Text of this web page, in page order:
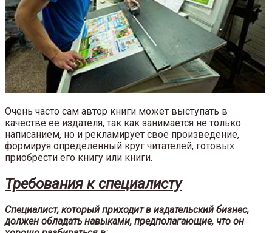
Очень часто сам автор книги может выступать в
качестве ее издателя, так как занимается не только
написанием, но и рекламирует свое произведение,
формируя определенный круг читателей, готовых
приобрести его книгу или книги.
Требования к специалисту
Специалист, который приходит в издательский бизнес,
должен обладать навыками, предполагающие, что он